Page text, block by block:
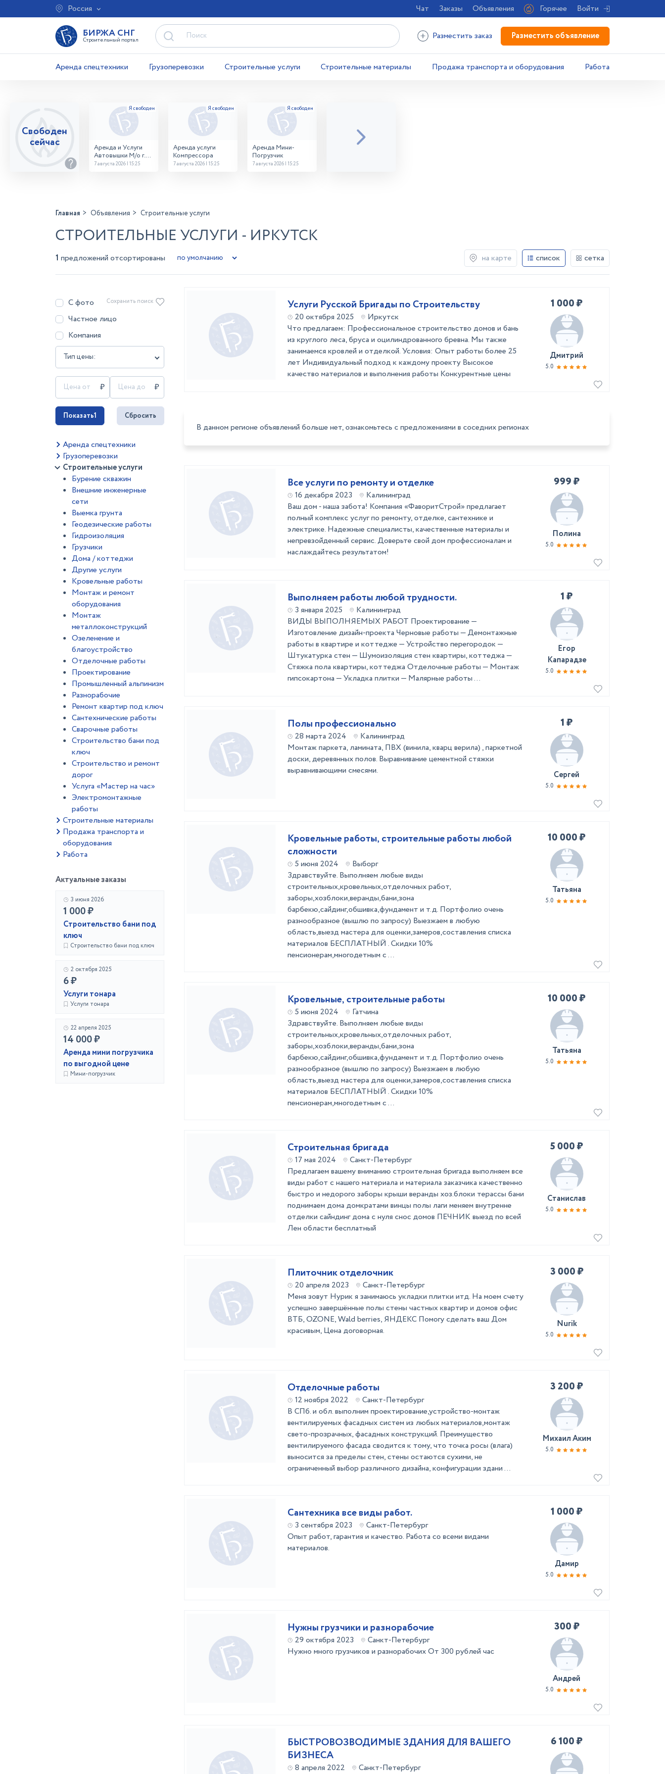
Россия Чат Заказы Объявления Горячее Войти
БИРЖА СНГ
Строительный портал Разместить заказ Разместить объявление
Аренда спецтехники Грузоперевозки Строительные услуги Строительные материалы Продажа транспорта и оборудования Работа
Свободен
сейчас
Аренда и Услуги
Автовышки М/о г.
Домодедово
7 августа 2026 | 15:25
Аренда услуги
Компрессора
7 августа 2026 | 15:25
Аренда Мини-
Погрузчик
7 августа 2026 | 15:25
Главная Объявления Строительные услуги
СТРОИТЕЛЬНЫЕ УСЛУГИ - ИРКУТСК
1 предложений отсортированы на карте список сетка
С фото
Частное лицо
Компания
Тип цены:
Сохранить поиск
Показать1 Сбросить
Аренда спецтехники
Грузоперевозки
Строительные услуги
Бурение скважин
Внешние инженерные
сети
Выемка грунта
Геодезические работы
Гидроизоляция
Грузчики
Дома / коттеджи
Другие услуги
Кровельные работы
Монтаж и ремонт
оборудования
Монтаж
металлоконструкций
Озеленение и
благоустройство
Отделочные работы
Проектирование
Промышленный альпинизм
Разнорабочие
Ремонт квартир под ключ
Сантехнические работы
Сварочные работы
Строительство бани под
ключ
Строительство и ремонт
дорог
Услуга «Мастер на час»
Электромонтажные
работы
Строительные материалы
Продажа транспорта и
оборудования
Работа
Актуальные заказы
3 июня 2026
1 000 ₽
Строительство бани под
ключ
Строительство бани под ключ
2 октября 2025
6 ₽
Услуги тонара
Услуги тонара
22 апреля 2025
14 000 ₽
Аренда мини погрузчика
по выгодной цене
Мини-погрузчик
Услуги Русской Бригады по Строительству
20 октября 2025
Иркутск
Что предлагаем: Профессиональное строительство домов и бань
из круглого леса, бруса и оцилиндрованного бревна. Мы также
занимаемся кровлей и отделкой. Условия: Опыт работы более 25
лет Индивидуальный подход к каждому проекту Высокое
качество материалов и выполнения работы Конкурентные цены
1 000 ₽
Дмитрий
5.0
В данном регионе объявлений больше нет, ознакомьтесь с предложениями в соседних регионах
Все услуги по ремонту и отделке
16 декабря 2023
Калининград
Ваш дом - наша забота! Компания «ФаворитСтрой» предлагает
полный комплекс услуг по ремонту, отделке, сантехнике и
электрике. Надежные специалисты, качественные материалы и
непревзойденный сервис. Доверьте свой дом профессионалам и
наслаждайтесь результатом!
999 ₽
Полина
5.0
Выполняем работы любой трудности.
3 января 2025
Калининград
ВИДЫ ВЫПОЛНЯЕМЫХ РАБОТ Проектирование —
Изготовление дизайн-проекта Черновые работы — Демонтажные
работы в квартире и коттедже — Устройство перегородок —
Штукатурка стен — Шумоизоляция стен квартиры, коттеджа —
Стяжка пола квартиры, коттеджа Отделочные работы — Монтаж
гипсокартона — Укладка плитки — Малярные работы ...
1 ₽
Егор
Капарадзе
5.0
Полы профессионально
28 марта 2024
Калининград
Монтаж паркета, ламината, ПВХ (винила, кварц верила) , паркетной
доски, деревянных полов. Выравнивание цементной стяжки
выравнивающими смесями.
1 ₽
Сергей
5.0
Кровельные работы, строительные работы любой
сложности
5 июня 2024
Выборг
Здравствуйте. Выполняем любые виды
строительных,кровельных,отделочных работ,
заборы,хозблоки,веранды,бани,зона
барбекю,сайдинг,обшивка,фундамент и т.д. Портфолио очень
разнообразное (вышлю по запросу) Выезжаем в любую
область,выезд мастера для оценки,замеров,составления списка
материалов БЕСПЛАТНЫЙ . Скидки 10%
пенсионерам,многодетным с ...
10 000 ₽
Татьяна
5.0
Кровельные, строительные работы
5 июня 2024
Гатчина
Здравствуйте. Выполняем любые виды
строительных,кровельных,отделочных работ,
заборы,хозблоки,веранды,бани,зона
барбекю,сайдинг,обшивка,фундамент и т.д. Портфолио очень
разнообразное (вышлю по запросу) Выезжаем в любую
область,выезд мастера для оценки,замеров,составления списка
материалов БЕСПЛАТНЫЙ . Скидки 10%
пенсионерам,многодетным с ...
10 000 ₽
Татьяна
5.0
Строительная бригада
17 мая 2024
Санкт-Петербург
Предлагаем вашему вниманию строительная бригада выполняем все
виды работ с нашего материала и материала заказчика качественно
быстро и недорого заборы крыши веранды хоз.блоки терассы бани
поднимаем дома домкратами винцы полы лаги меняем внутренне
отделки сайндинг дома с нуля снос домов ПЕЧНИК выезд по всей
Лен области бесплатный
5 000 ₽
Станислав
5.0
Плиточник отделочник
20 апреля 2023
Санкт-Петербург
Меня зовут Нурик я занимаюсь укладки плитки итд. На моем счету
успешно завершённые полы стены частных квартир и домов офис
ВТБ, OZONE, Wald berries, ЯНДЕКС Помогу сделать ваш Дом
красивым, Цена договорная.
3 000 ₽
Nurik
5.0
Отделочные работы
12 ноября 2022
Санкт-Петербург
В СПб. и обл. выполним проектирование,устройство-монтаж
вентилируемых фасадных систем из любых материалов,монтаж
cвето-прозрачных, фасадных конструкций. Преимущество
вентилируемого фасада сводится к тому, что точка росы (влага)
выносится за пределы стен, стены остаются сухими, не
ограниченный выбор различного дизайна, конфигурации здани ...
3 200 ₽
Михаил Аким
5.0
Сантехника все виды работ.
3 сентября 2023
Санкт-Петербург
Опыт работ, гарантия и качество. Работа со всеми видами
материалов.
1 000 ₽
Дамир
5.0
Нужны грузчики и разнорабочие
29 октября 2023
Санкт-Петербург
Нужно много грузчиков и разнорабочих От 300 рублей час
300 ₽
Андрей
5.0
БЫСТРОВОЗВОДИМЫЕ ЗДАНИЯ ДЛЯ ВАШЕГО
БИЗНЕСА
8 апреля 2022
Санкт-Петербург
6 100 ₽